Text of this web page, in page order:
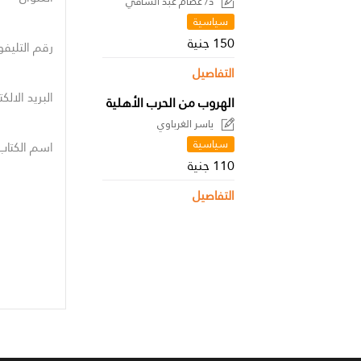
سياسية
150 جنية
التفاصيل
الهروب من الحرب الأهلية
ياسر الغرباوي
سياسية
110 جنية
التفاصيل
رقم
البريد
اسم